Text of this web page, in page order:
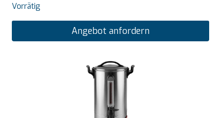
Vorrätig
Angebot anfordern